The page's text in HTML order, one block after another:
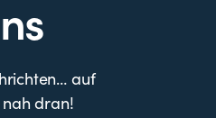
auf
dran!